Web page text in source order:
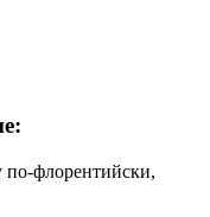
по-флорентийски,